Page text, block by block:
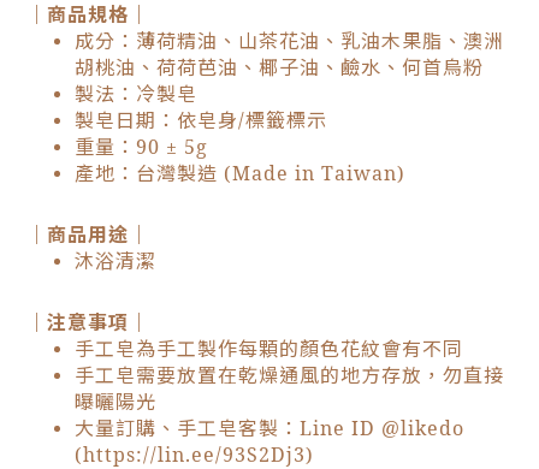
｜商品規格｜
成分：薄荷精油、山茶花油、乳油木果脂、澳洲
胡桃油、荷荷芭油、椰子油、鹼水、何首烏粉
製法：冷製皂
製皂日期：依皂身/標籤標示
重量：90 ± 5g
產地：台灣製造 (Made in Taiwan)
｜商品用途｜
沐浴清潔
｜注意事項｜
手工皂為手工製作每顆的顏色花紋會有不同
手工皂需要放置在乾燥通風的地方存放，勿直接
曝曬陽光
大量訂購、手工皂客製：Line ID @likedo
(https://lin.ee/93S2Dj3)